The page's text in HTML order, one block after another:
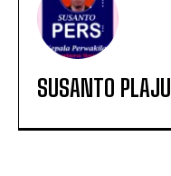
SUSANTO PLAJU